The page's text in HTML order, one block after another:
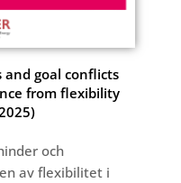
and goal conflicts
from flexibility
och
av flexibilitet i